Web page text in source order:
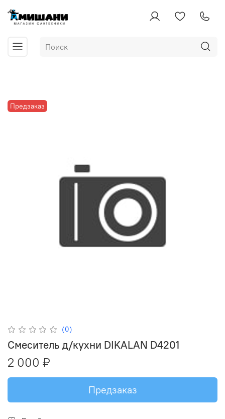
Предзаказ
(0)
Смеситель д/кухни DIKALAN D4201
2 000 ₽
Предзаказ